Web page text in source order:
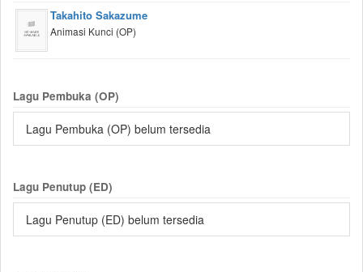
Takahito Sakazume
Animasi Kunci (OP)
Lagu Pembuka (OP)
Lagu Pembuka (OP) belum tersedia
Lagu Penutup (ED)
Lagu Penutup (ED) belum tersedia